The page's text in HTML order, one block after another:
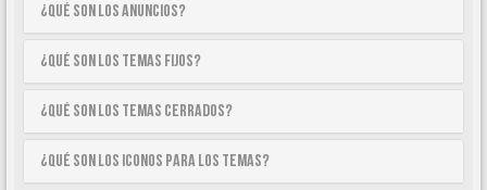
¿Qué son los anuncios?
¿Qué son los temas fijos?
¿Qué son los temas cerrados?
¿Qué son los iconos para los temas?